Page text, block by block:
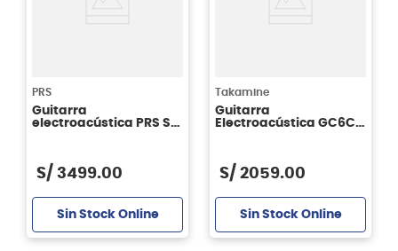
PRS
Guitarra
electroacústica PRS SE
S/ 3499.00
Sin Stock Online
Takamine
Guitarra
Electroacústica GC6CE
S/ 2059.00
Sin Stock Online